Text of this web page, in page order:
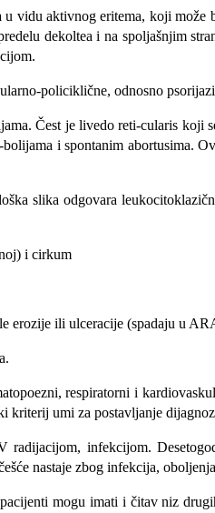
vidu aktivnog eritema, koji
dekoltea i na spoljašnjim
policiklične, odnosno
Čest je livedo reti-cularis
i spontanim abortusima.
slika odgovara
i cirkum
erozije ili ulceracije (spadaju u
respiratorni i
umi za postavljanje
infekci­jom.
nastaje zbog infekcija,
mogu imati i čitav niz